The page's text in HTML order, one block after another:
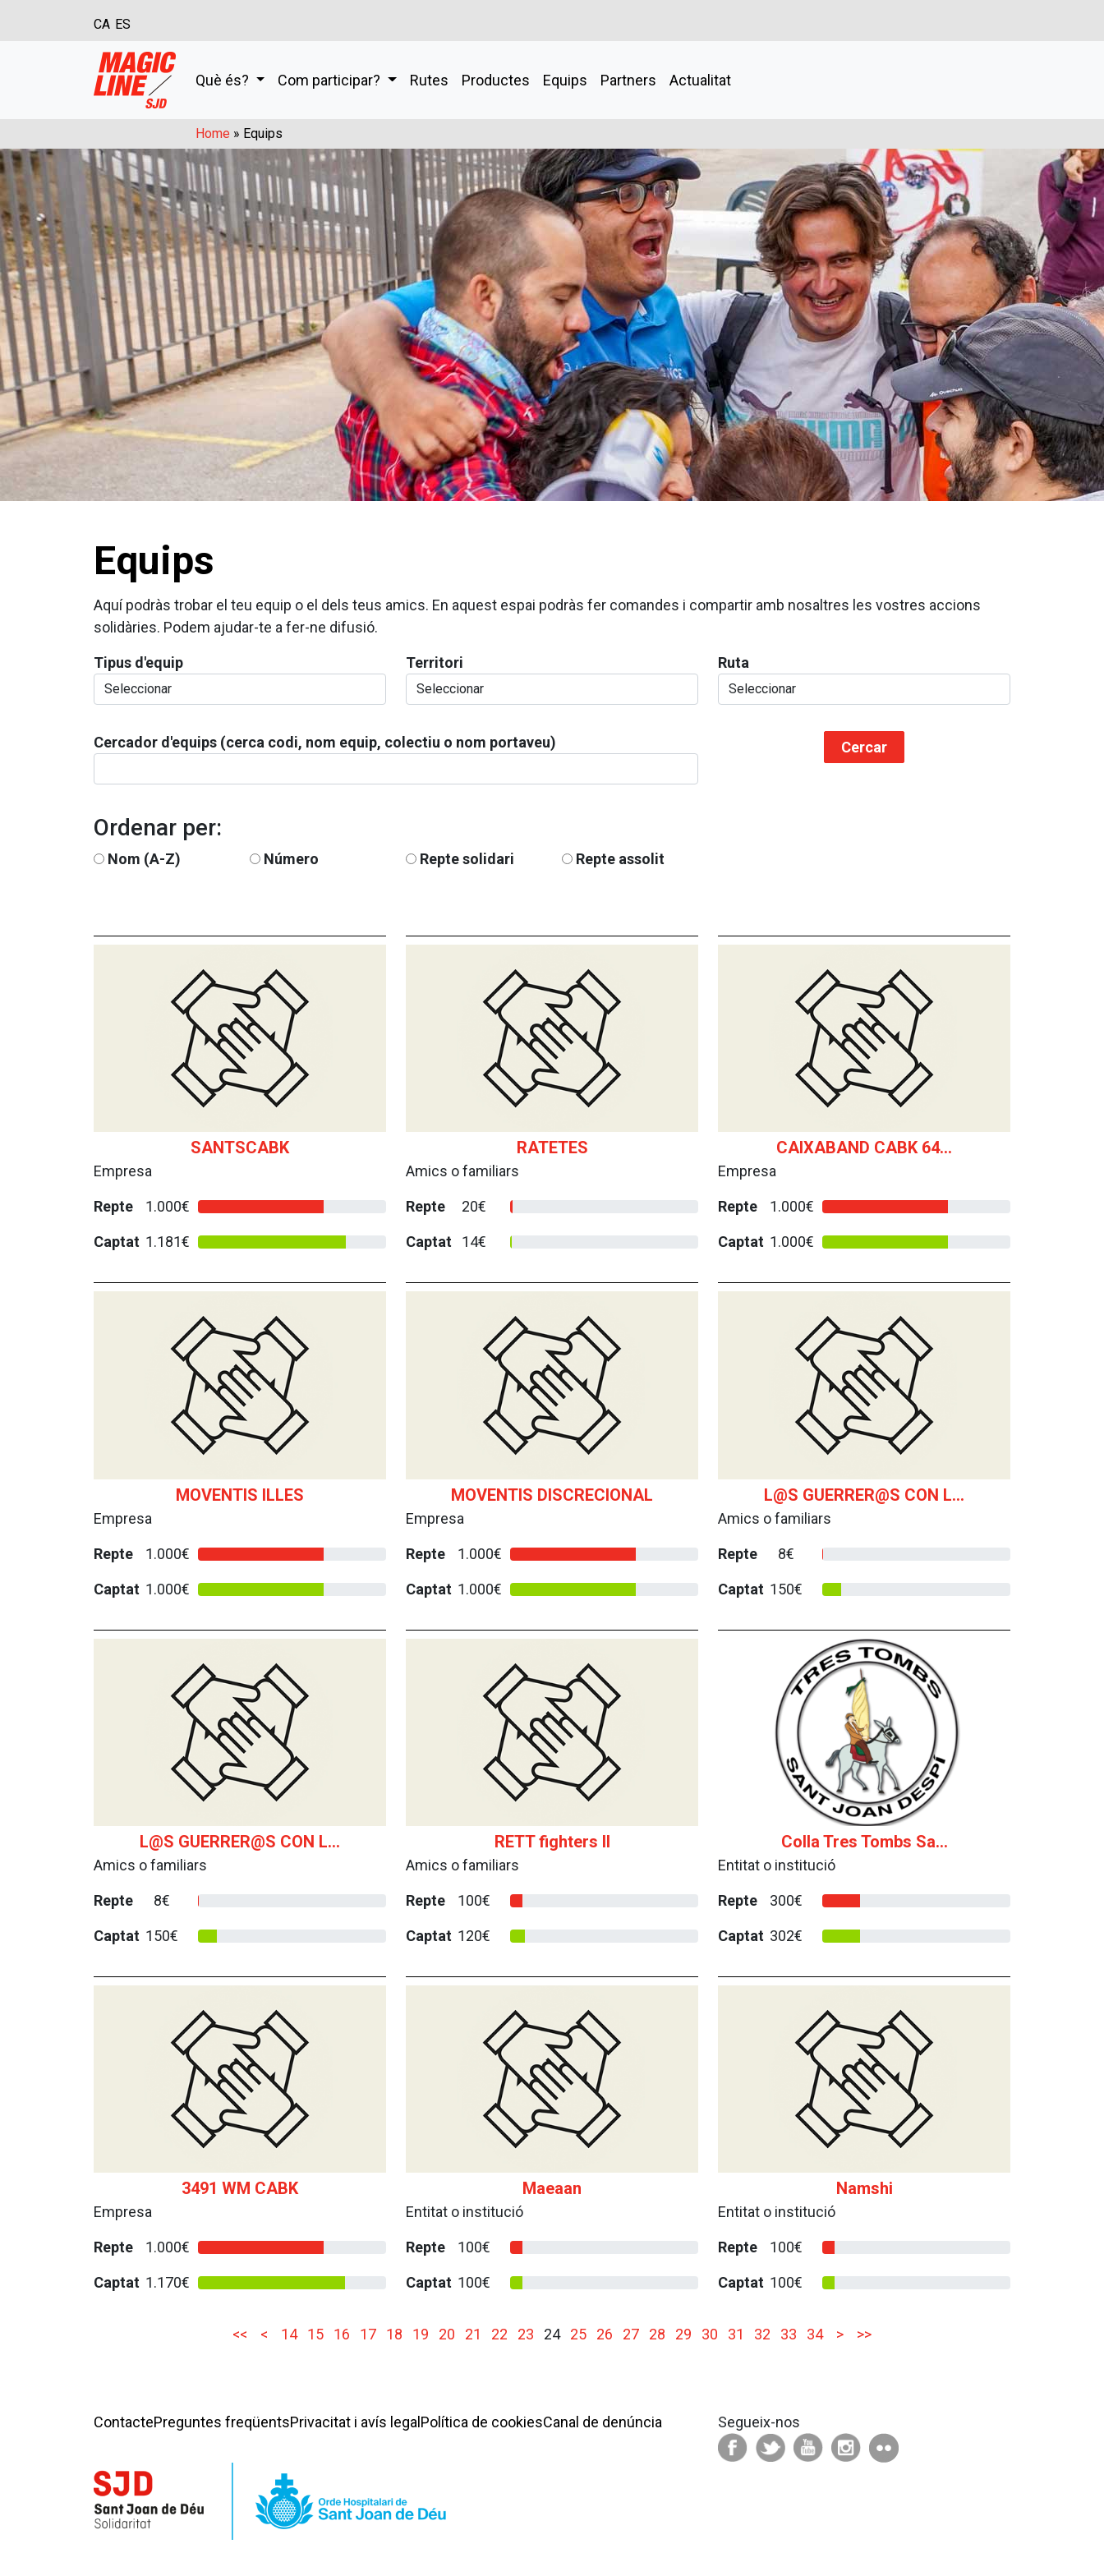
CA ES
Què és? Com participar? Rutes Productes Equips Partners Actualitat
Home » Equips
Equips
Aquí podràs trobar el teu equip o el dels teus amics. En aquest espai podràs fer comandes i compartir amb nosaltres les vostres accions
solidàries. Podem ajudar-te a fer-ne difusió.
Tipus d'equip Territori Ruta
Cercador d'equips (cerca codi, nom equip, colectiu o nom portaveu)
Ordenar per:
Nom (A-Z) Número Repte solidari Repte assolit
SANTSCABK
Empresa
Repte 1.000€
Captat 1.181€
RATETES
Amics o familiars
Repte 20€
Captat 14€
CAIXABAND CABK 64...
Empresa
Repte 1.000€
Captat 1.000€
MOVENTIS ILLES
Empresa
Repte 1.000€
Captat 1.000€
MOVENTIS DISCRECIONAL
Empresa
Repte 1.000€
Captat 1.000€
L@S GUERRER@S CON L...
Amics o familiars
Repte 8€
Captat 150€
L@S GUERRER@S CON L...
Amics o familiars
Repte 8€
Captat 150€
RETT fighters II
Amics o familiars
Repte 100€
Captat 120€
Colla Tres Tombs Sa...
Entitat o institució
Repte 300€
Captat 302€
3491 WM CABK
Empresa
Repte 1.000€
Captat 1.170€
Maeaan
Entitat o institució
Repte 100€
Captat 100€
Namshi
Entitat o institució
Repte 100€
Captat 100€
<< < 14 15 16 17 18 19 20 21 22 23 24 25 26 27 28 29 30 31 32 33 34 > >>
ContactePreguntes freqüentsPrivacitat i avís legal Política de cookiesCanal de denúncia Segueix-nos